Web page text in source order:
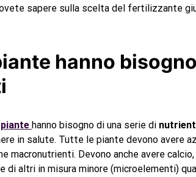
sapere sulla scelta del fertilizzante
hanno
hanno bisogno di una serie di
in salute. Tutte le piante devono avere
macronutrienti. Devono anche avere
di altri in misura minore (microelementi)